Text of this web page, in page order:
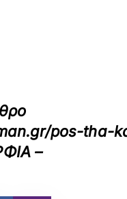
pos-tha-
–